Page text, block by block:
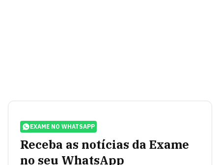
EXAME NO WHATSAPP
Receba as notícias da Exame
no seu WhatsApp